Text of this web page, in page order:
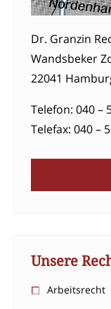
Dr. Granzin
Wandsbeker
22041
Telefon: 040 –
Telefax: 040 –
Unsere
Arbeitsrecht